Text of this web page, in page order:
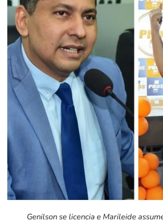
Genilson se licencia e Marileide